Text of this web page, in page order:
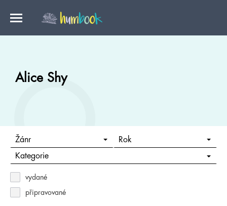
Alice Shy
Žánr Rok
Kategorie
vydané
připravované